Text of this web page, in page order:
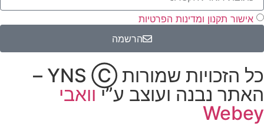
אישור תקנון ומדינות הפרטיות
הרשמה
כל הזכויות שמורות YNS Ⓒ –
האתר נבנה ועוצב ע”יוואבי
Webey